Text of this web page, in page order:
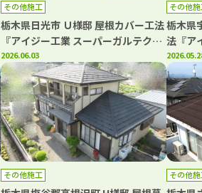
その他施工
栃木県日光市 Ｕ様邸 屋根カバー工法
『アイジー工業 スーパーガルテク
ト』
2026.06.03
その他施
栃木県
法『ア
ト』
その他施工 その他施